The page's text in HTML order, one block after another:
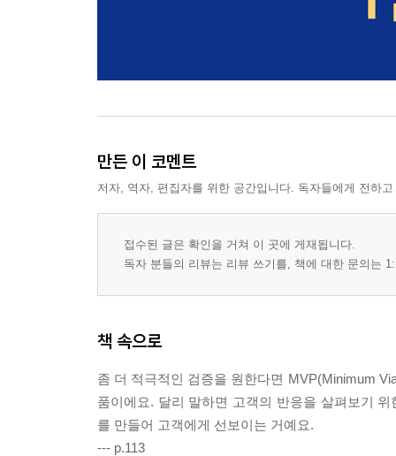
만든 이 코멘트
저자, 역자, 편집자를 위한 공간입니다. 독자들에게 전하
접수된 글은 확인을 거쳐 이 곳에 게재됩니다.
독자 분들의 리뷰는 리뷰 쓰기를, 책에 대한 문의는
책 속으로
좀 더 적극적인 검증을 원한다면 MVP(Minimum
품이에요. 달리 말하면 고객의 반응을 살펴보기
를 만들어 고객에게 선보이는 거예요.
--- p.113